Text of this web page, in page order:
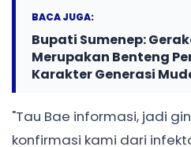
BACA JUGA:
Bupati Sumenep:
Merupakan Benteng
Karakter Generasi
"Tau Bae informasi, jadi
konfirmasi kami dari